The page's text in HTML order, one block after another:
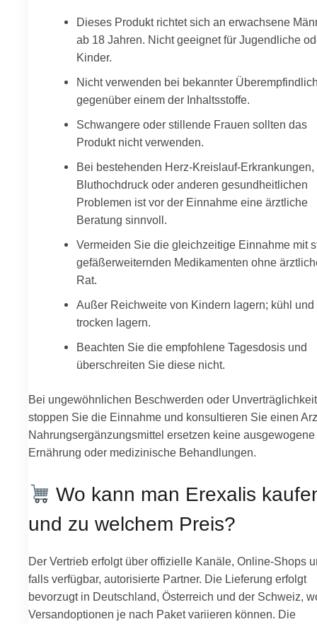
Dieses Produkt richtet sich an erwachsene
ab 18 Jahren. Nicht geeignet für Jugendliche
Kinder.
Nicht verwenden bei bekannter
gegenüber einem der Inhaltsstoffe.
Schwangere oder stillende Frauen sollten das
Produkt nicht verwenden.
Bei bestehenden Herz-Kreislauf-Erkrankungen,
Bluthochdruck oder anderen gesundheitlichen
Problemen ist vor der Einnahme eine ärztliche
Beratung sinnvoll.
Vermeiden Sie die gleichzeitige Einnahme mit
gefäßerweiternden Medikamenten ohne
Rat.
Außer Reichweite von Kindern lagern; kühl und
trocken lagern.
Beachten Sie die empfohlene Tagesdosis und
überschreiten Sie diese nicht.
Bei ungewöhnlichen Beschwerden oder
stoppen Sie die Einnahme und konsultieren Sie einen
Nahrungsergänzungsmittel ersetzen keine ausgewogene
Ernährung oder medizinische Behandlungen.
Wo kann man Erexalis
und zu welchem Preis?
Der Vertrieb erfolgt über offizielle Kanäle, Online-Shops
falls verfügbar, autorisierte Partner. Die Lieferung erfolgt
bevorzugt in Deutschland, Österreich und der Schweiz,
Versandoptionen je nach Paket variieren können. Die